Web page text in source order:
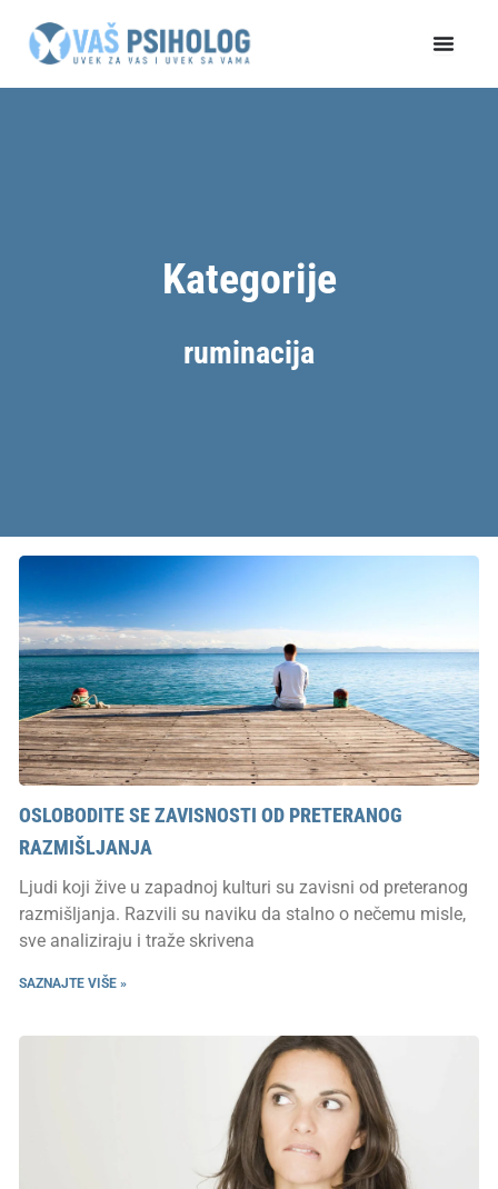
Kategorije
ruminacija
OSLOBODITE SE ZAVISNOSTI OD PRETERANOG
RAZMIŠLJANJA
Ljudi koji žive u zapadnoj kulturi su zavisni od preteranog
razmišljanja. Razvili su naviku da stalno o nečemu misle,
sve analiziraju i traže skrivena
SAZNAJTE VIŠE »